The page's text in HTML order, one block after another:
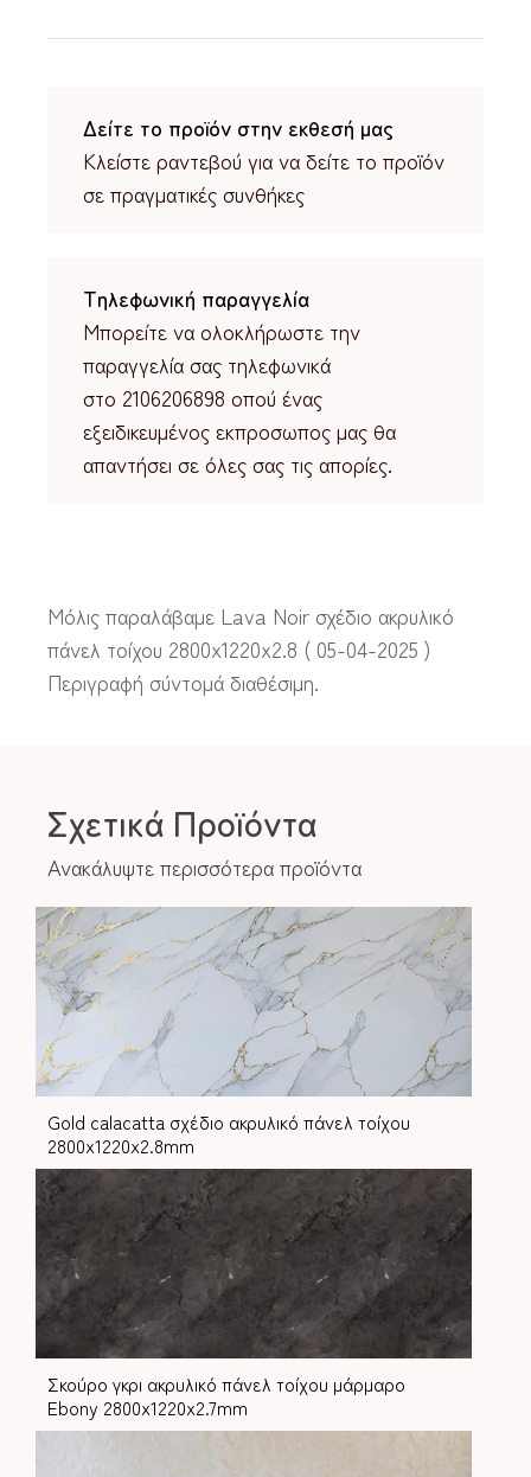
Δείτε το προϊόν στην εκθεσή μας
Κλείστε ραντεβού για να δείτε το προϊόν
σε πραγματικές συνθήκες
Τηλεφωνική παραγγελία
Μπορείτε να ολοκλήρωστε την
παραγγελία σας τηλεφωνικά
στο 2106206898 οπού ένας
εξειδικευμένος εκπροσωπος μας θα
απαντήσει σε όλες σας τις απορίες.
Μόλις παραλάβαμε Lava Noir σχέδιο ακρυλικό
πάνελ τοίχου 2800x1220x2.8 ( 05-04-2025 )
Περιγραφή σύντομά διαθέσιμη.
Σχετικά Προϊόντα
Ανακάλυψτε περισσότερα προϊόντα
Gold calacatta σχέδιο ακρυλικό πάνελ τοίχου
2800x1220x2.8mm
Σκούρο γκρι ακρυλικό πάνελ τοίχου μάρμαρο
Ebony 2800x1220x2.7mm